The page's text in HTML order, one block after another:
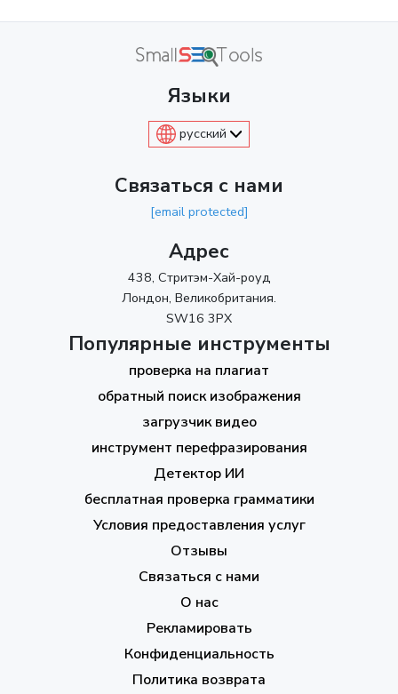
Языки
русский
Связаться с нами
[email protected]
Адрес
438, Стритэм-Хай-роуд
Лондон, Великобритания.
SW16 3PX
Популярные инструменты
проверка на плагиат
обратный поиск изображения
загрузчик видео
инструмент перефразирования
Детектор ИИ
бесплатная проверка грамматики
Условия предоставления услуг
Отзывы
Связаться с нами
О нас
Рекламировать
Конфиденциальность
Политика возврата